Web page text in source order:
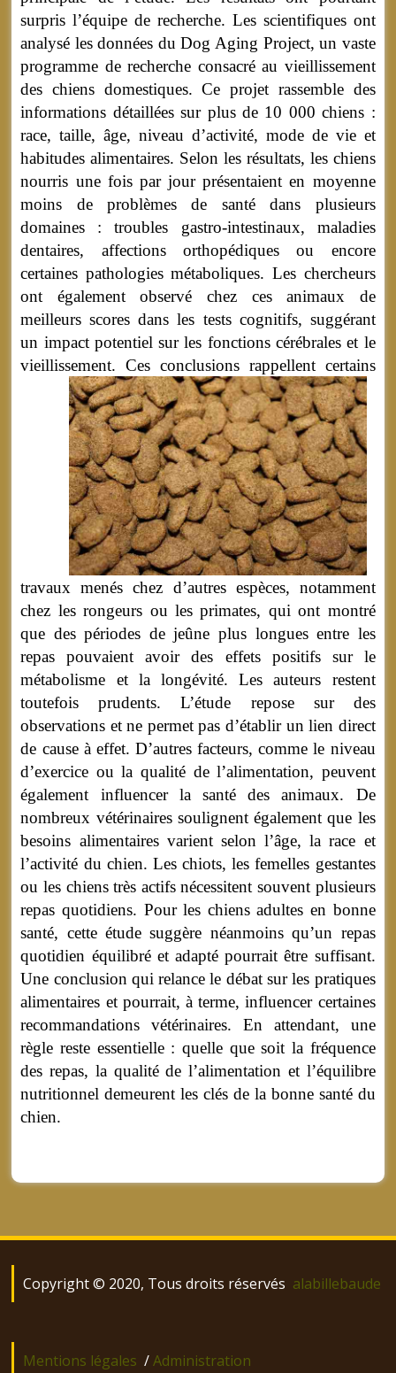
surpris l’équipe de recherche. Les scientifiques ont
analysé les données du Dog Aging Project, un vaste
programme de recherche consacré au vieillissement
des chiens domestiques. Ce projet rassemble des
informations détaillées sur plus de 10 000 chiens :
race, taille, âge, niveau d’activité, mode de vie et
habitudes alimentaires. Selon les résultats, les chiens
nourris une fois par jour présentaient en moyenne
moins de problèmes de santé dans plusieurs
domaines : troubles gastro-intestinaux, maladies
dentaires, affections orthopédiques ou encore
certaines pathologies métaboliques. Les chercheurs
ont également observé chez ces animaux de
meilleurs scores dans les tests cognitifs, suggérant
un impact potentiel sur les fonctions cérébrales et le
vieillissement.Ces conclusions rappellent certains
travaux menés chez d’autres espèces, notamment
chez les rongeurs ou les primates, qui ont montré
que des périodes de jeûne plus longues entre les
repas pouvaient avoir des effets positifs sur le
métabolisme et la longévité. Les auteurs restent
toutefois prudents. L’étude repose sur des
observations et ne permet pas d’établir un lien direct
de cause à effet. D’autres facteurs, comme le niveau
d’exercice ou la qualité de l’alimentation, peuvent
également influencer la santé des animaux. De
nombreux vétérinaires soulignent également que les
besoins alimentaires varient selon l’âge, la race et
l’activité du chien. Les chiots, les femelles gestantes
ou les chiens très actifs nécessitent souvent plusieurs
repas quotidiens. Pour les chiens adultes en bonne
santé, cette étude suggère néanmoins qu’un repas
quotidien équilibré et adapté pourrait être suffisant.
Une conclusion qui relance le débat sur les pratiques
alimentaires et pourrait, à terme, influencer certaines
recommandations vétérinaires. En attendant, une
règle reste essentielle : quelle que soit la fréquence
des repas, la qualité de l’alimentation et l’équilibre
nutritionnel demeurent les clés de la bonne santé du
chien.
Copyright © 2020, Tous droits réservés alabillebaude
Mentions légales /Administration